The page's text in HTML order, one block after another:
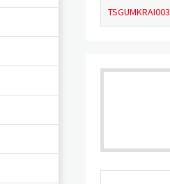
TSGUMKRAI003